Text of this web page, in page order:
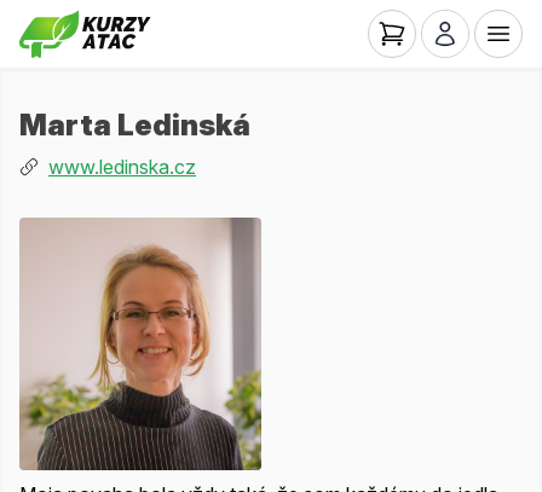
Marta Ledinská
www.ledinska.cz